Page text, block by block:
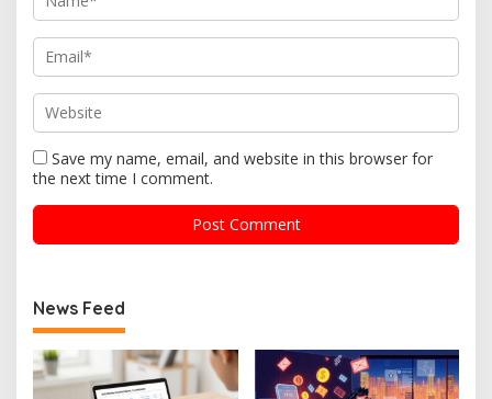
Save my name, email, and website in this browser for
the next time I comment.
News Feed